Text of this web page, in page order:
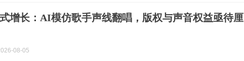
增长：AI模仿歌手声线翻唱，版权与声音权益亟待厘
08-05